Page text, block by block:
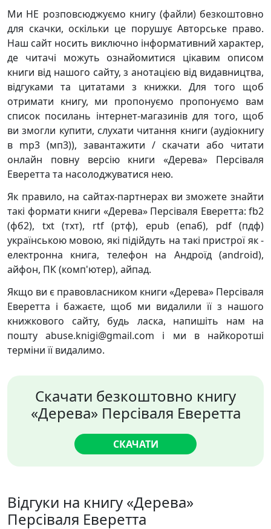
Ми НЕ розповсюджуємо книгу (файли) безкоштовно
для скачки, оскільки це порушує Авторське право.
Наш сайт носить виключно інформативний характер,
де читачі можуть ознайомитися цікавим описом
книги від нашого сайту, з анотацією від видавництва,
відгуками та цитатами з книжки. Для того щоб
отримати книгу, ми пропонуємо пропонуємо вам
список посилань інтернет-магазинів для того, щоб
ви змогли купити, слухати читання книги (аудіокнигу
в mp3 (мп3)), завантажити / скачати або читати
онлайн повну версію книги «Дерева» Персіваля
Еверетта та насолоджуватися нею.
Як правило, на сайтах-партнерах ви зможете знайти
такі формати книги «Дерева» Персіваля Еверетта: fb2
(фб2), txt (тхт), rtf (ртф), epub (епаб), pdf (пдф)
українською мовою, які підійдуть на такі пристрої як -
електронна книга, телефон на Андроїд (android),
айфон, ПК (комп'ютер), айпад.
Якщо ви є правовласником книги «Дерева» Персіваля
Еверетта і бажаєте, щоб ми видалили її з нашого
книжкового сайту, будь ласка, напишіть нам на
пошту abuse.knigi@gmail.com і ми в найкоротші
терміни її видалимо.
Скачати безкоштовно книгу
«Дерева» Персіваля Еверетта
СКАЧАТИ
Відгуки на книгу «Дерева»
Персіваля Еверетта